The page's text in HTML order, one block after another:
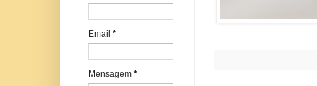
Email *
Mensagem *